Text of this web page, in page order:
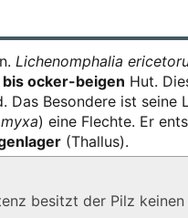
Lichenomphalia
ocker-beigen Hut.
Das Besondere ist seine
) eine Flechte. Er
(Thallus).
besitzt der Pilz